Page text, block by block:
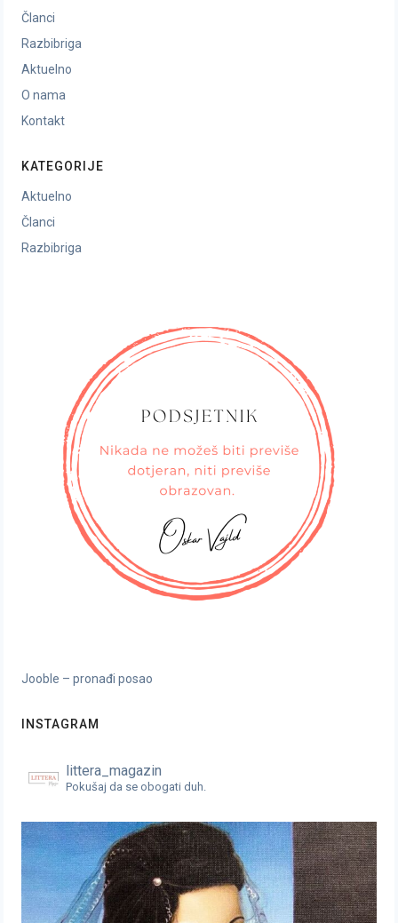
Članci
Razbibriga
Aktuelno
O nama
Kontakt
KATEGORIJE
Aktuelno
Članci
Razbibriga
Jooble – pronađi posao
INSTAGRAM
littera_magazin
Pokušaj da se obogati duh.